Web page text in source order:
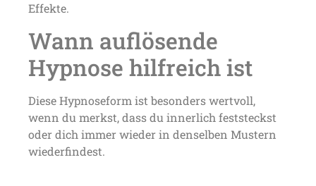
Effekte.
Wann auflösende
Hypnose hilfreich ist
Diese Hypnoseform ist besonders wertvoll,
wenn du merkst, dass du innerlich feststeckst
oder dich immer wieder in denselben Mustern
wiederfindest.